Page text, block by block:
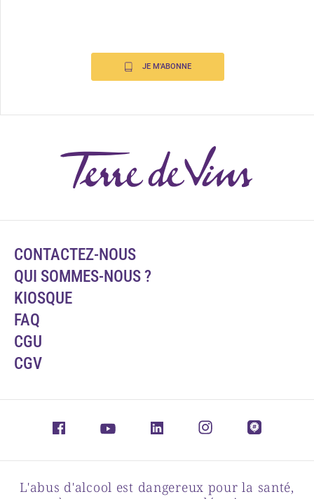
JE M'ABONNE
CONTACTEZ-NOUS
QUI SOMMES-NOUS ?
KIOSQUE
FAQ
CGU
CGV
L'abus d'alcool est dangereux pour la santé,